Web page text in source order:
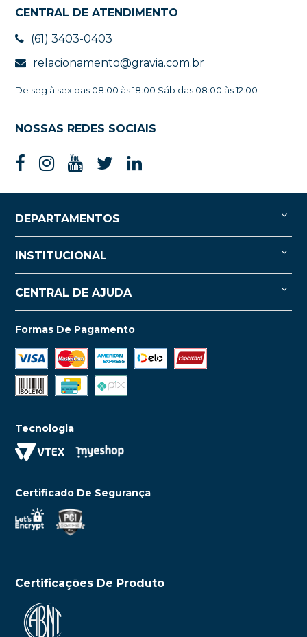
CENTRAL DE ATENDIMENTO
(61) 3403-0403
relacionamento@gravia.com.br
De seg à sex das 08:00 às 18:00 Sáb das 08:00 às 12:00
NOSSAS REDES SOCIAIS
DEPARTAMENTOS
INSTITUCIONAL
CENTRAL DE AJUDA
Formas De Pagamento
Tecnologia
Certificado De Segurança
Certificações De Produto